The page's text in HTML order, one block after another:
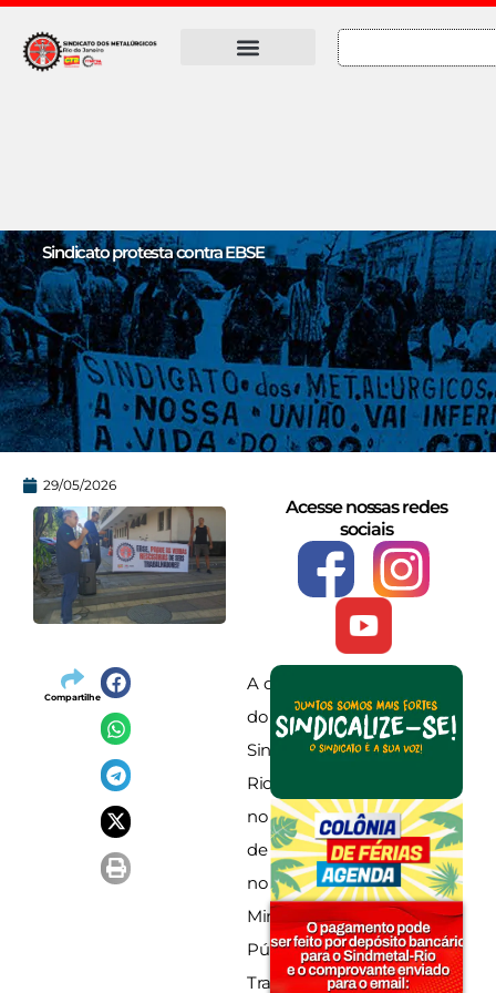
Ir
para
Pesquisar
Sindicato protesta contra EBSE
29/05/2026
A direção
do
Sindimetal-
Rio esteve
no dia 28
de maio
no
Ministério
Público do
Trabalho
Compartilhe
Acesse nossas redes
sociais